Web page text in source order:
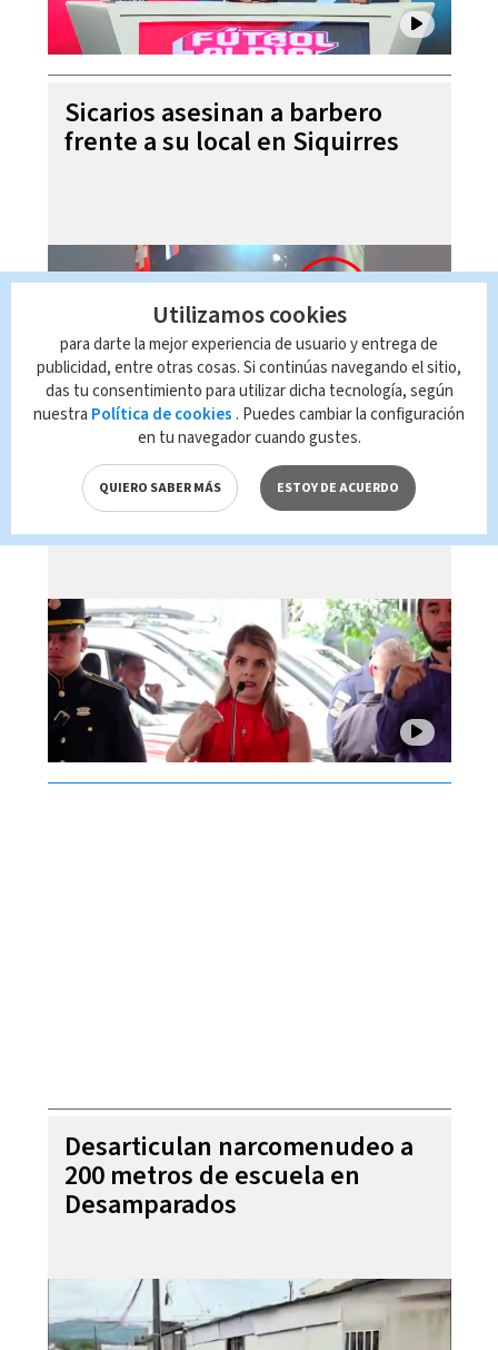
Sicarios asesinan a barbero
frente a su local en Siquirres
Laura Fernández niega ser
dictadora ante críticas de
magistrados
Desarticulan narcomenudeo a
200 metros de escuela en
Desamparados
Utilizamos cookies
para darte la mejor experiencia de usuario y entrega de
publicidad, entre otras cosas. Si continúas navegando el sitio,
das tu consentimiento para utilizar dicha tecnología, según
nuestra Política de cookies . Puedes cambiar la configuración
en tu navegador cuando gustes.
QUIERO SABER MÁS ESTOY DE ACUERDO